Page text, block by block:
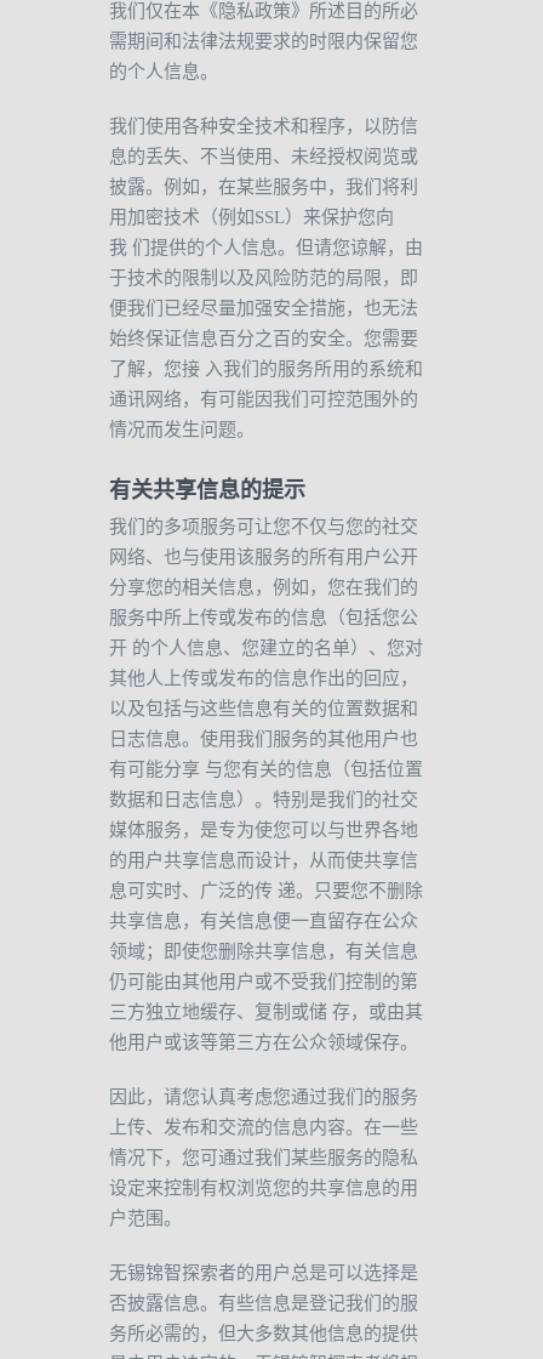
我们仅在本《隐私政策》所述目的所必
需期间和法律法规要求的时限内保留您
的个人信息。
我们使用各种安全技术和程序，以防信
息的丢失、不当使用、未经授权阅览或
披露。例如，在某些服务中，我们将利
用加密技术（例如SSL）来保护您向
我 们提供的个人信息。但请您谅解，由
于技术的限制以及风险防范的局限，即
便我们已经尽量加强安全措施，也无法
始终保证信息百分之百的安全。您需要
了解，您接 入我们的服务所用的系统和
通讯网络，有可能因我们可控范围外的
情况而发生问题。
有关共享信息的提示
我们的多项服务可让您不仅与您的社交
网络、也与使用该服务的所有用户公开
分享您的相关信息，例如，您在我们的
服务中所上传或发布的信息（包括您公
开 的个人信息、您建立的名单）、您对
其他人上传或发布的信息作出的回应，
以及包括与这些信息有关的位置数据和
日志信息。使用我们服务的其他用户也
有可能分享 与您有关的信息（包括位置
数据和日志信息）。特别是我们的社交
媒体服务，是专为使您可以与世界各地
的用户共享信息而设计，从而使共享信
息可实时、广泛的传 递。只要您不删除
共享信息，有关信息便一直留存在公众
领域；即使您删除共享信息，有关信息
仍可能由其他用户或不受我们控制的第
三方独立地缓存、复制或储 存，或由其
他用户或该等第三方在公众领域保存。
因此，请您认真考虑您通过我们的服务
上传、发布和交流的信息内容。在一些
情况下，您可通过我们某些服务的隐私
设定来控制有权浏览您的共享信息的用
户范围。
无锡锦智探索者的用户总是可以选择是
否披露信息。有些信息是登记我们的服
务所必需的，但大多数其他信息的提供